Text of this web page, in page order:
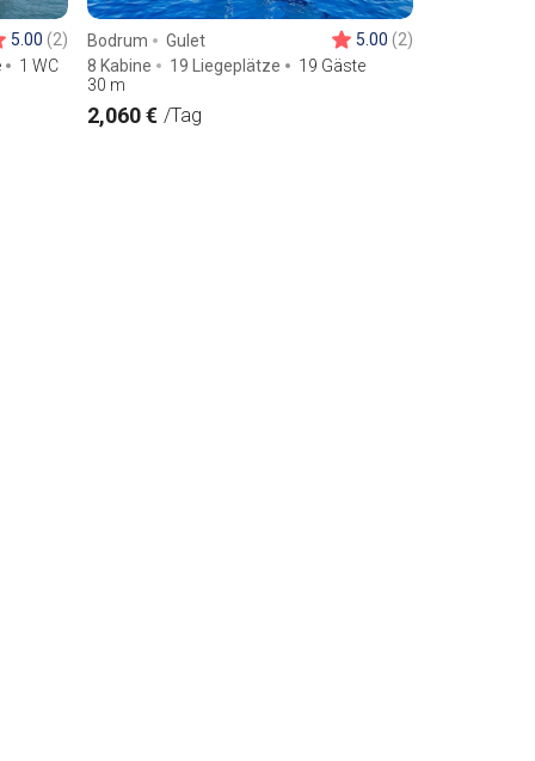
1 WC
5.00 (2) Bodrum
Gulet
8 Kabine
19 Liegeplätze
19 Gäste
30 m
2,060 € /Tag
5.00 (2)